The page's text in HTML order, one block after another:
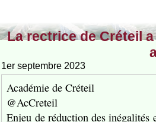
La rectrice de Créteil
1er septembre 2023
Académie de Créteil
@AcCreteil
Enjeu de réduction des inégalités